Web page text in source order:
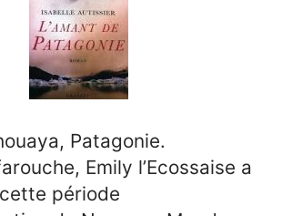
Patagonie.
Emily l’Ecossaise a
période